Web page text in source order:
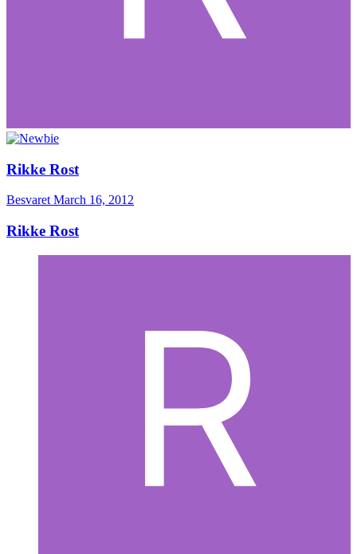
Rikke Rost
BesvaretMarch 16, 2012
Rikke Rost